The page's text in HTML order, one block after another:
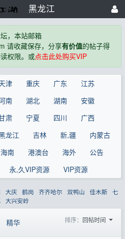
黑龙江
，本站邮箱
请收藏保存，分享有价值的帖子得
权限。或点击此处购买VIP
津 重庆 广东
江苏
南 湖北 湖南
安徽
肃 宁夏 四川
广西
龙江 吉林 新,疆
内蒙古
海南 港澳台 海外
公告
永,久VIP资源 VIP资源
大庆 鹤岗 齐齐哈尔 双鸭山 佳木斯 七
大兴安岭
精华 排序： 回帖时间